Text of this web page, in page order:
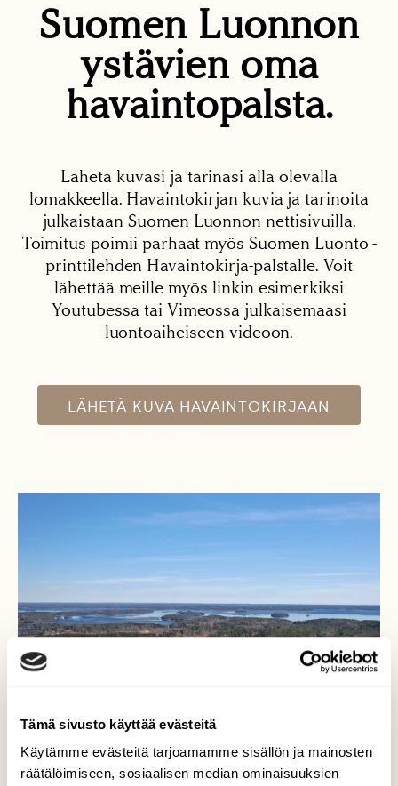
Tämä sivusto käyttää evästeitä
Käytämme evästeitä tarjoamamme sisällön ja mainosten
räätälöimiseen, sosiaalisen median ominaisuuksien
Suomen Luonnon
ystävien oma
havaintopalsta.
Lähetä kuvasi ja tarinasi alla olevalla
lomakkeella. Havaintokirjan kuvia ja tarinoita
julkaistaan Suomen Luonnon nettisivuilla.
Toimitus poimii parhaat myös Suomen Luonto -
printtilehden Havaintokirja-palstalle. Voit
lähettää meille myös linkin esimerkiksi
Youtubessa tai Vimeossa julkaisemaasi
luontoaiheiseen videoon.
LÄHETÄ KUVA HAVAINTOKIRJAAN